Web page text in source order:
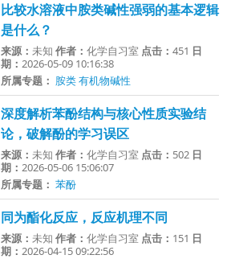
比较水溶液中胺类碱性强弱的基本逻辑
是什么？
来源：未知作者：化学自习室 点击：451 日
期：2026-05-09 10:16:38
所属专题： 胺类有机物碱性
深度解析苯酚结构与核心性质实验结
论，破解酚的学习误区
来源：未知作者：化学自习室 点击： 502 日
期：2026-05-06 15:06:07
所属专题： 苯酚
同为酯化反应，反应机理不同
来源：未知作者：化学自习室 点击： 151 日
期：2026-04-15 09:22:56